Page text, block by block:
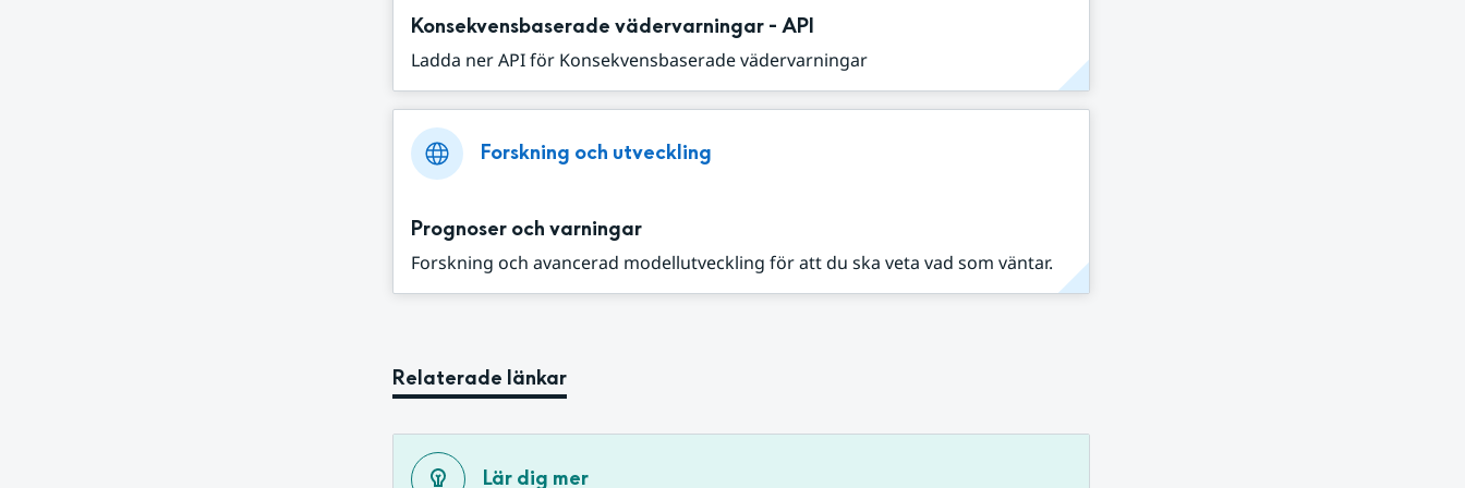
Konsekvensbaserade vädervarningar - API
Ladda ner API för Konsekvensbaserade vädervarningar
Forskning och utveckling
Prognoser och varningar
Forskning och avancerad modellutveckling för att du ska veta vad som väntar.
Relaterade länkar
Lär dig mer